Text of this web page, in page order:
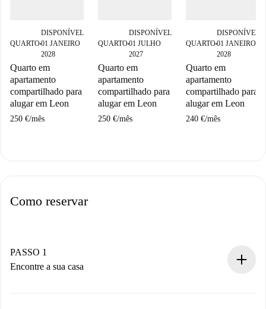
QUARTO■
DISPONÍVEL
01 JANEIRO
2028
Quarto em
apartamento
compartilhado para
alugar em Leon
250 €/mês
QUARTO■
DISPONÍVEL
01 JULHO
2027
Quarto em
apartamento
compartilhado para
alugar em Leon
250 €/mês
QUARTO■
DISPONÍVEL
01 JANEIRO
2028
Quarto em
apartamento
compartilhado para
alugar em Leon
240 €/mês
Como reservar
PASSO 1
Encontre a sua casa